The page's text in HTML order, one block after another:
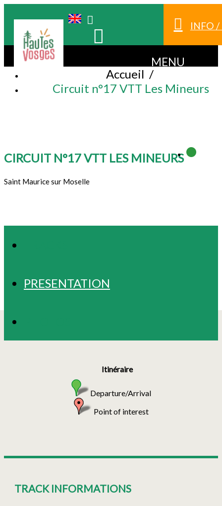
INFO
MENU
Accueil /
Circuit n°17 VTT Les Mineurs
CIRCUIT N°17 VTT LES MINEURS
Saint Maurice sur Moselle
PRESENTATION
Itinéraire
Departure/Arrival
Point of interest
TRACK INFORMATIONS